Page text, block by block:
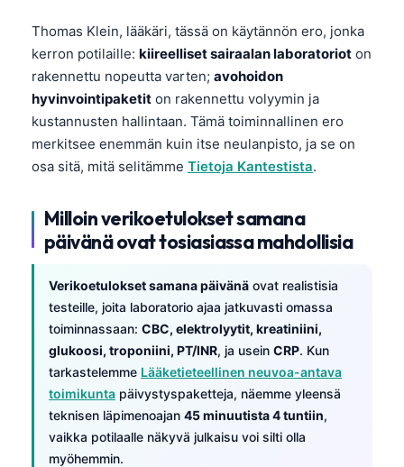
Thomas Klein, lääkäri, tässä on käytännön ero, jonka
kerron potilaille: kiireelliset sairaalan laboratoriot on
rakennettu nopeutta varten; avohoidon
hyvinvointipaketit on rakennettu volyymin ja
kustannusten hallintaan. Tämä toiminnallinen ero
merkitsee enemmän kuin itse neulanpisto, ja se on
osa sitä, mitä selitämme Tietoja Kantestista.
Milloin verikoetulokset samana
päivänä ovat tosiasiassa mahdollisia
Verikoetulokset samana päivänä ovat realistisia
testeille, joita laboratorio ajaa jatkuvasti omassa
toiminnassaan: CBC, elektrolyytit, kreatiniini,
glukoosi, troponiini, PT/INR, ja usein CRP. Kun
tarkastelemme Lääketieteellinen neuvoa-antava
toimikunta päivystyspaketteja, näemme yleensä
teknisen läpimenoajan 45 minuutista 4 tuntiin,
vaikka potilaalle näkyvä julkaisu voi silti olla
myöhemmin.